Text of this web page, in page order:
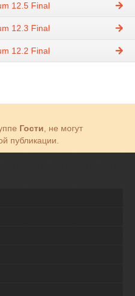
12.5 Final
12.3 Final
12.2 Final
Гости , не могут
публикации.